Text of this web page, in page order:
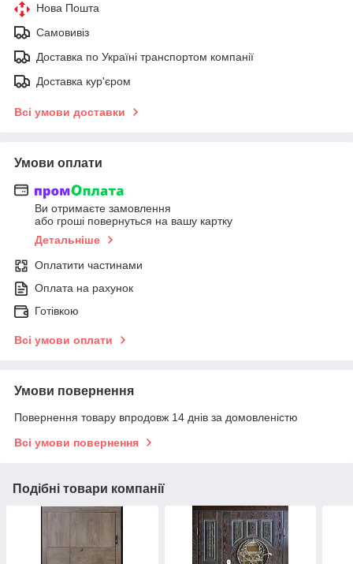
Нова Пошта
Самовивіз
Доставка по Україні транспортом компанії
Доставка кур'єром
Всі умови доставки
Умови оплати
Ви отримаєте замовлення
або гроші повернуться на вашу картку
Детальніше
Оплатити частинами
Оплата на рахунок
Готівкою
Всі умови оплати
Умови повернення
Повернення товару впродовж 14 днів за домовленістю
Всі умови повернення
Подібні товари компанії